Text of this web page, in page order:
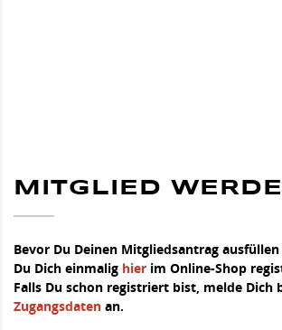
MITGLIED
Bevor Du Deinen Mitgliedsantrag
Du Dich einmalig hier im Online-Shop
Falls Du schon registriert bist, melde Dich
Zugangsdaten an.